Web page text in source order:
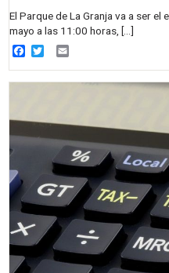
El Parque de La Granja va a ser
mayo a las 11:00 horas, […]
Facebook
Twitter